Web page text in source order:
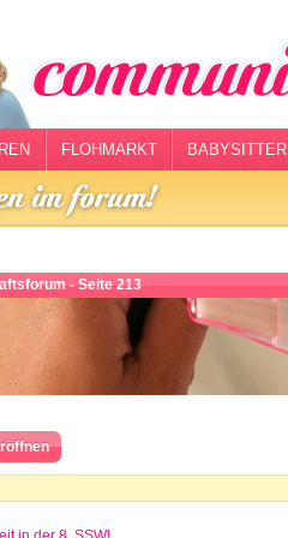
FLOHMARKT BABYSITTER
- Seite 213